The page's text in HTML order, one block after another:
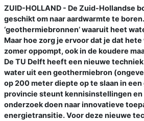
ZUID-HOLLAND - De Zuid-Hollandse
geschikt om naar aardwarmte te
‘geothermiebronnen’ waaruit heet
Maar hoe zorg je ervoor dat je dat
zomer oppompt, ook in de koudere
De TU Delft heeft een nieuwe
water uit een geothermiebron
op 200 meter diepte op te slaan in een
provincie steunt kennisinstellingen en
onderzoek doen naar innovatieve
energietransitie. Voor deze nieuwe